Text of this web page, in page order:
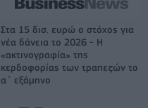
Στα 15 δισ. ευρώ ο στόχος για
νέα δάνεια το 2026 - Η
«ακτινογραφία» της
κερδοφορίας των τραπεζών το
α΄ εξάμηνο